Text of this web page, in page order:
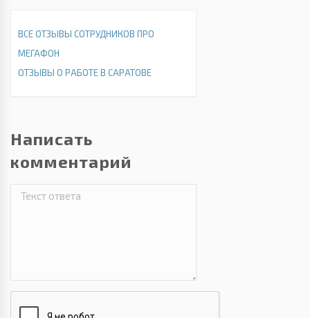
ВСЕ ОТЗЫВЫ СОТРУДНИКОВ ПРО
МЕГАФОН
ОТЗЫВЫ О РАБОТЕ В САРАТОВЕ
Написать
комментарий